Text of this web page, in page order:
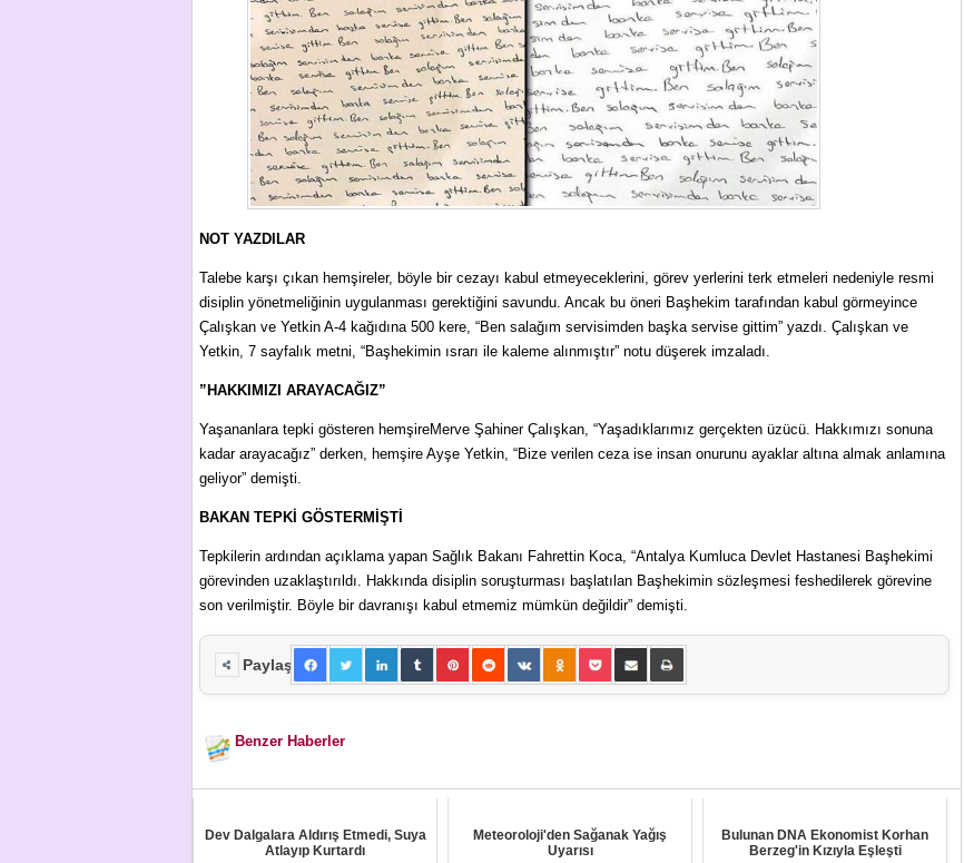
NOT YAZDILAR
Talebe karşı çıkan hemşireler, böyle bir cezayı kabul etmeyeceklerini, görev yerlerini terk etmeleri nedeniyle resmi
disiplin yönetmeliğinin uygulanması gerektiğini savundu. Ancak bu öneri Başhekim tarafından kabul görmeyince
Çalışkan ve Yetkin A-4 kağıdına 500 kere, “Ben salağım servisimden başka servise gittim” yazdı. Çalışkan ve
Yetkin, 7 sayfalık metni, “Başhekimin ısrarı ile kaleme alınmıştır” notu düşerek imzaladı.
”HAKKIMIZI ARAYACAĞIZ”
Yaşananlara tepki gösteren hemşireMerve Şahiner Çalışkan, “Yaşadıklarımız gerçekten üzücü. Hakkımızı sonuna
kadar arayacağız” derken, hemşire Ayşe Yetkin, “Bize verilen ceza ise insan onurunu ayaklar altına almak anlamına
geliyor” demişti.
BAKAN TEPKİ GÖSTERMİŞTİ
Tepkilerin ardından açıklama yapan Sağlık Bakanı Fahrettin Koca, “Antalya Kumluca Devlet Hastanesi Başhekimi
görevinden uzaklaştırıldı. Hakkında disiplin soruşturması başlatılan Başhekimin sözleşmesi feshedilerek görevine
son verilmiştir. Böyle bir davranışı kabul etmemiz mümkün değildir” demişti.
Paylaş
Benzer Haberler
Dev Dalgalara Aldırış Etmedi, Suya
Atlayıp Kurtardı
Meteoroloji'den Sağanak Yağış
Uyarısı
Bulunan DNA Ekonomist Korhan
Berzeg'in Kızıyla Eşleşti